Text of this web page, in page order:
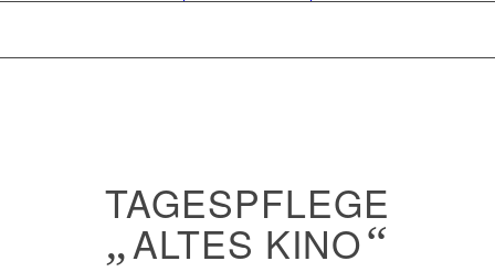
TAGESPFLEGE
„ALTES KINO“